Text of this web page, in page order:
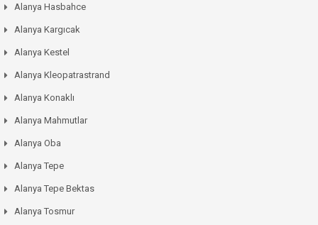
Alanya Hasbahce
Alanya Kargıcak
Alanya Kestel
Alanya Kleopatrastrand
Alanya Konaklı
Alanya Mahmutlar
Alanya Oba
Alanya Tepe
Alanya Tepe Bektas
Alanya Tosmur